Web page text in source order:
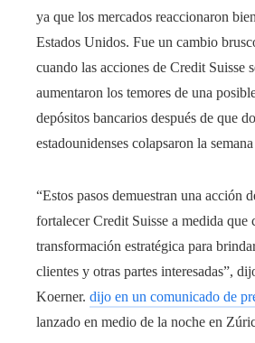
ya que los mercados reaccionaron
Estados Unidos. Fue un cambio
cuando las acciones de Credit Suisse
aumentaron los temores de una
depósitos bancarios después de que
estadounidenses colapsaron la semana
“Estos pasos demuestran una acción
fortalecer Credit Suisse a medida que
transformación estratégica para
clientes y otras partes interesadas”,
Koerner. dijo en un comunicado de
lanzado en medio de la noche en